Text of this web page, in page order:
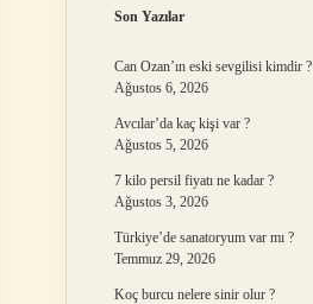
Son Yazılar
Can Ozan’ın eski sevgilisi kimdir ?
Ağustos 6, 2026
Avcılar’da kaç kişi var ?
Ağustos 5, 2026
7 kilo persil fiyatı ne kadar ?
Ağustos 3, 2026
Türkiye’de sanatoryum var mı ?
Temmuz 29, 2026
Koç burcu nelere sinir olur ?